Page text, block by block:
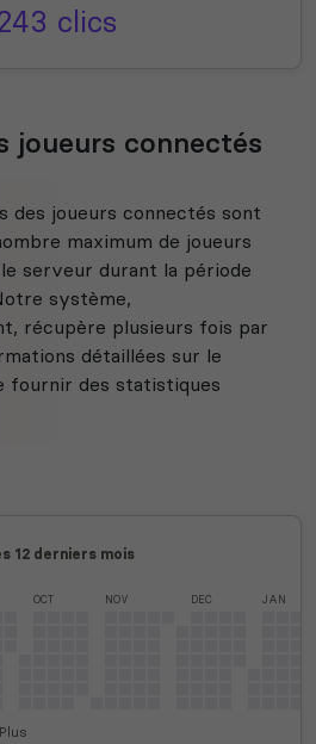
clics
joueurs connectés
des joueurs connectés sont
maximum de joueurs
serveur durant la période
système,
récupère plusieurs fois par
détaillées sur le
fournir des statistiques
12 derniers mois
OCT NOV DEC JAN
Plus